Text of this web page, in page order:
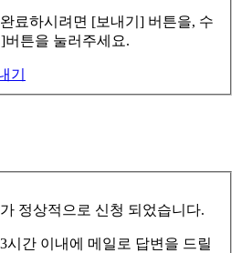
료하시려면 [보내기] 버튼을, 수
튼을 눌러주세요.
기
정상적으로 신청 되었습니다.
시간 이내에 메일로 답변을 드릴